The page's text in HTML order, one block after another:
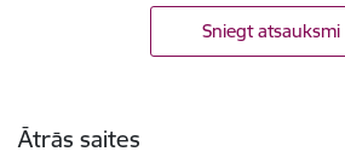
Sniegt atsauksmi
Ātrās saites